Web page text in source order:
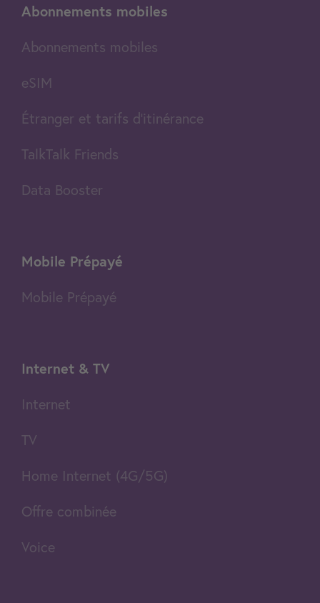
Abonnements mobiles
Abonnements mobiles
eSIM
Étranger et tarifs d'itinérance
TalkTalk Friends
Data Booster
Mobile Prépayé
Mobile Prépayé
Internet & TV
Internet
TV
Home Internet (4G/5G)
Offre combinée
Voice